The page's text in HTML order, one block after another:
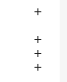



